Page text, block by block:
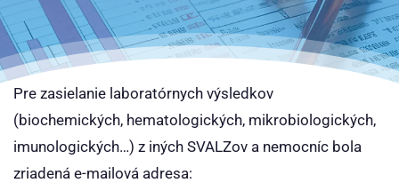
Pre zasielanie laboratórnych výsledkov
(biochemických, hematologických, mikrobiologických,
imunologických…) z iných SVALZov a nemocníc bola
zriadená e-mailová adresa: